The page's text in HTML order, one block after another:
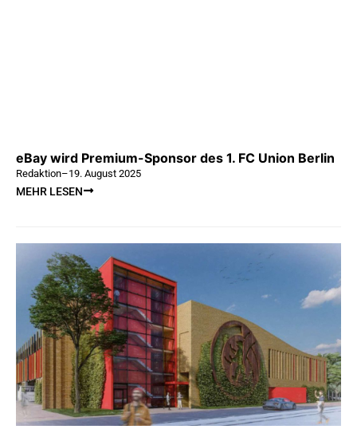
eBay wird Premium-Sponsor des 1. FC Union Berlin
Redaktion–19. August 2025
MEHR LESEN